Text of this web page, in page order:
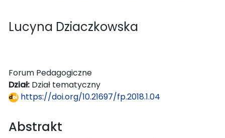
Lucyna Dziaczkowska
Forum Pedagogiczne
Dział: Dział tematyczny
https://doi.org/10.21697/fp.2018.1.04
Abstrakt